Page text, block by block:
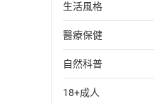
成功法
行銷/廣告
傳記
商務/商學
經典文學
成長/家庭生活小說
懸疑/推理小說
科幻/奇幻小說
台灣/中國歷史
日/韓歷史
其他歷史/史學
法律
兩性關係
心理學
奇幻/科幻
愛情故事
職場/社會寫實
懸疑/推理
教育現場
兒童文學/故事
兒童科普/學習
育兒百科
生活風格
飲食/食譜
健身/美顏
運動/遊戲
醫療保健
健康/養生
常見疾病
自然科普
生物科學
18+成人